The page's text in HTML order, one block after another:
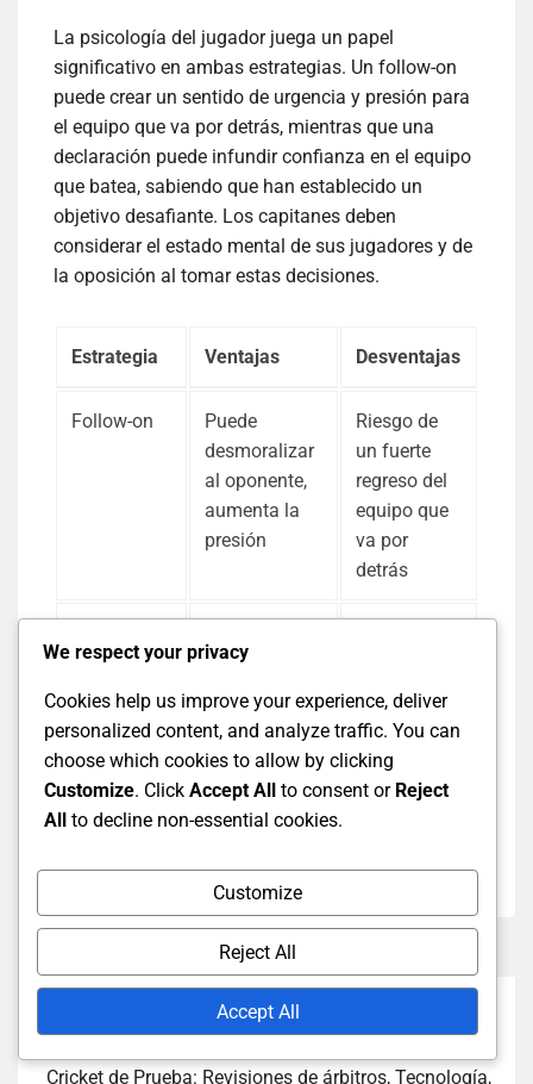
La psicología del jugador juega un papel
significativo en ambas estrategias. Un follow-on
puede crear un sentido de urgencia y presión para
el equipo que va por detrás, mientras que una
declaración puede infundir confianza en el equipo
que batea, sabiendo que han establecido un
objetivo desafiante. Los capitanes deben
considerar el estado mental de sus jugadores y de
la oposición al tomar estas decisiones.
Estrategia Ventajas Desventajas
Follow-on
Puede
desmoralizar
al oponente,
aumenta la
presión
Riesgo de
un fuerte
regreso del
equipo que
va por
detrás
tiempo para
los
lanzadores,
puede
establecer un
objetivo
insuficientes
si la
oposición
rinde bien
Next Post
Cricket de Prueba: Revisiones de árbitros, Tecnología,
We respect your privacy
Cookies help us improve your experience, deliver
personalized content, and analyze traffic. You can
choose which cookies to allow by clicking
Customize. Click Accept All to consent or Reject
All to decline non-essential cookies.
Customize
Reject All
Accept All